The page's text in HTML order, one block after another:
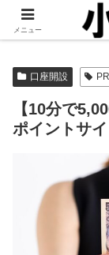
当サイト
口座開設 PR
【10分で
ポイントサ
メニュー